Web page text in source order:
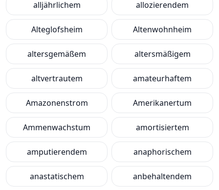
alljährlichem allozierendem
Alteglofsheim Altenwohnheim
altersgemäßem altersmäßigem
altvertrautem amateurhaftem
Amazonenstrom Amerikanertum
Ammenwachstum amortisiertem
amputierendem anaphorischem
anastatischem anbehaltendem